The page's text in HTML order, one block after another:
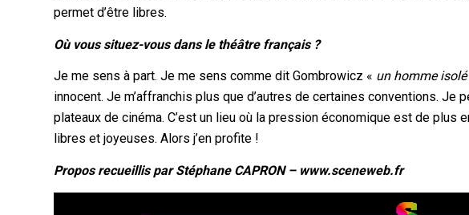
permet d’être libres.
Où vous situez-vous dans le théâtre français ?
Je me sens à part. Je me sens comme dit Gombrowicz « un homme isolé
innocent. Je m’affranchis plus que d’autres de certaines conventions. Je
plateaux de cinéma. C’est un lieu où la pression économique est de plus
libres et joyeuses. Alors j’en profite !
Propos recueillis par Stéphane CAPRON – www.sceneweb.fr